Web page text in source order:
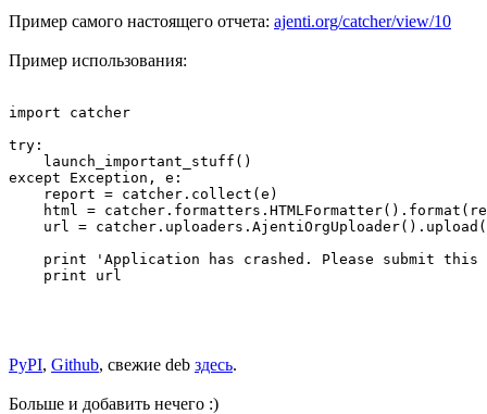
Пример самого настоящего отчета: ajenti.org/catcher/view/10
Пример использования:
import catcher
try:
    launch_important_stuff()
except Exception, e:
    report = catcher.collect(e)
html =
url =
print 'Application has crashed. Please submit
PyPI, Github, свежие deb здесь.
Больше и добавить нечего :)